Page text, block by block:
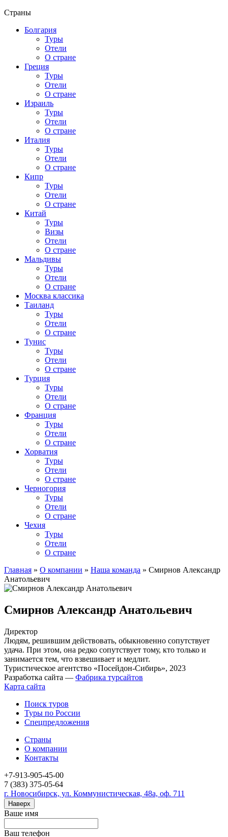
Страны
Болгария
Туры
Отели
О стране
Греция
Туры
Отели
О стране
Израиль
Туры
Отели
О стране
Италия
Туры
Отели
О стране
Кипр
Туры
Отели
О стране
Китай
Туры
Визы
Отели
О стране
Мальдивы
Туры
Отели
О стране
Москва классика
Таиланд
Туры
Отели
О стране
Тунис
Туры
Отели
О стране
Турция
Туры
Отели
О стране
Франция
Туры
Отели
О стране
Хорватия
Туры
Отели
О стране
Черногория
Туры
Отели
О стране
Чехия
Туры
Отели
О стране
Главная » О компании » Наша команда » Смирнов Александр
Анатольевич
Смирнов Александр Анатольевич
Директор
Людям, решившим действовать, обыкновенно сопутствует
удача. При этом, она редко сопутствует тому, кто только и
занимается тем, что взвешивает и медлит.
Туристическое агентство «Посейдон-Сибирь», 2023
Разработка сайта — Фабрика турсайтов
Карта сайта
Поиск туров
Туры по России
Спецпредложения
Страны
О компании
Контакты
+7-913-905-45-00
7 (383) 375-05-64
г. Новосибирск, ул. Коммунистическая, 48а, оф. 711
Наверх
Ваше имя
Ваш телефон